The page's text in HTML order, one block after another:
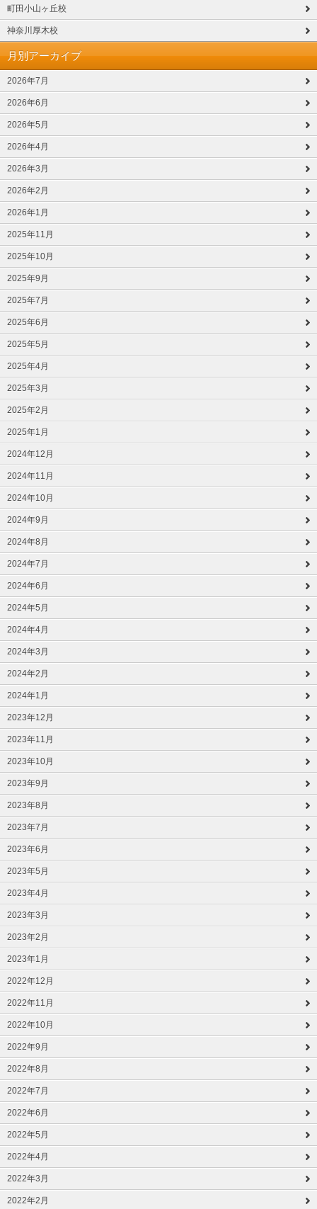
町田小山ヶ丘校
神奈川厚木校
月別アーカイブ
2026年7月
2026年6月
2026年5月
2026年4月
2026年3月
2026年2月
2026年1月
2025年11月
2025年10月
2025年9月
2025年7月
2025年6月
2025年5月
2025年4月
2025年3月
2025年2月
2025年1月
2024年12月
2024年11月
2024年10月
2024年9月
2024年8月
2024年7月
2024年6月
2024年5月
2024年4月
2024年3月
2024年2月
2024年1月
2023年12月
2023年11月
2023年10月
2023年9月
2023年8月
2023年7月
2023年6月
2023年5月
2023年4月
2023年3月
2023年2月
2023年1月
2022年12月
2022年11月
2022年10月
2022年9月
2022年8月
2022年7月
2022年6月
2022年5月
2022年4月
2022年3月
2022年2月